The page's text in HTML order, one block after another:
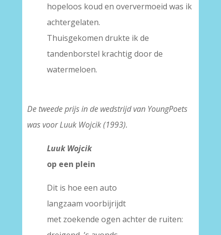
hopeloos koud en oververmoeid was ik
achtergelaten.
Thuisgekomen drukte ik de
tandenborstel krachtig door de
watermeloen.
De tweede prijs in de wedstrijd van YoungPoets
was voor Luuk Wojcik (1993).
Luuk Wojcik
op een plein
Dit is hoe een auto
langzaam voorbijrijdt
met zoekende ogen achter de ruiten: